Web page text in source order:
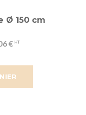
Ø 150 cm
€